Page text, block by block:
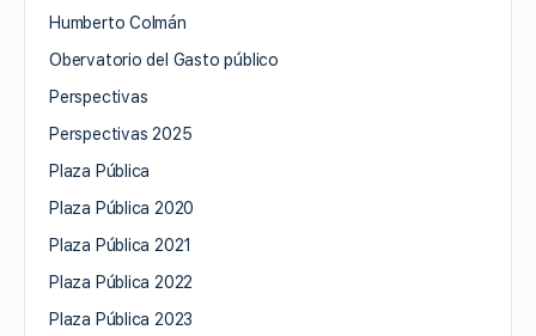
Humberto Colmán
Obervatorio del Gasto público
Perspectivas
Perspectivas 2025
Plaza Pública
Plaza Pública 2020
Plaza Pública 2021
Plaza Pública 2022
Plaza Pública 2023